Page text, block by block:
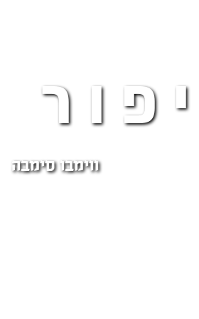
ווימבו סימבה